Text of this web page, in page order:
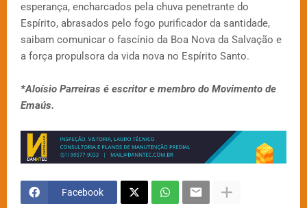
esperança, encharcados pela chuva penetrante do
Espírito, abrasados pelo fogo purificador da santidade,
saibam comunicar o fascínio da Boa Nova da Salvação e
a força propulsora da vida nova no Espírito Santo.
*Aloísio Parreiras é escritor e membro do Movimento de
Emaús.
Facebook